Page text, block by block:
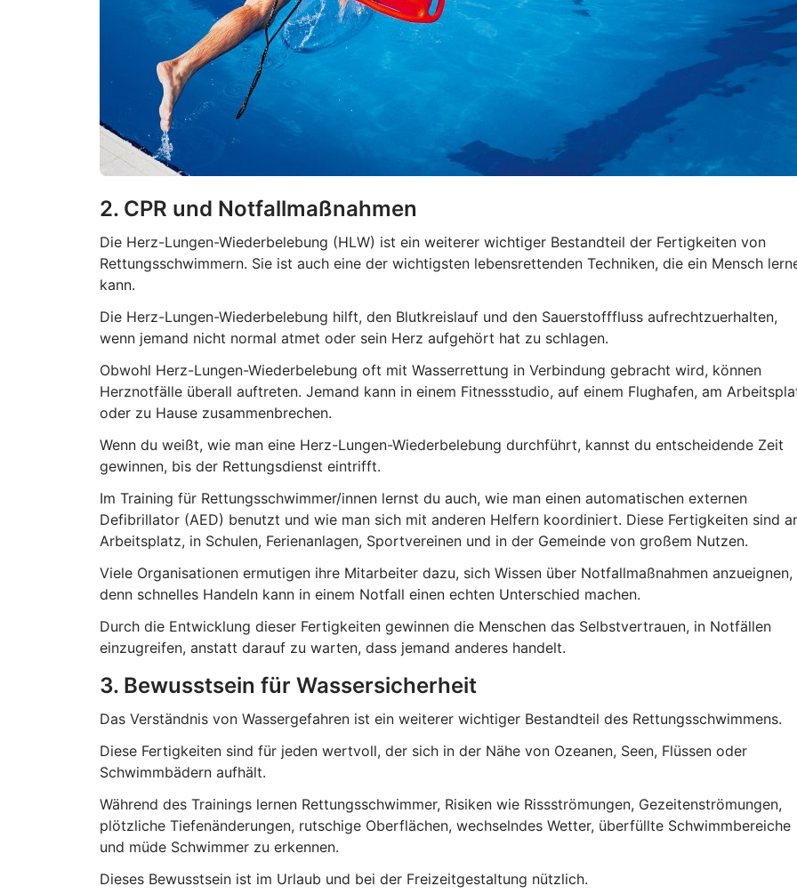
2. CPR und Notfallmaßnahmen
Die Herz-Lungen-Wiederbelebung (HLW) ist ein weiterer wichtiger Bestandteil der Fertigkeiten von
Rettungsschwimmern. Sie ist auch eine der wichtigsten lebensrettenden Techniken, die ein Mensch
kann.
Die Herz-Lungen-Wiederbelebung hilft, den Blutkreislauf und den Sauerstofffluss aufrechtzuerhalten,
wenn jemand nicht normal atmet oder sein Herz aufgehört hat zu schlagen.
Obwohl Herz-Lungen-Wiederbelebung oft mit Wasserrettung in Verbindung gebracht wird, können
Herznotfälle überall auftreten. Jemand kann in einem Fitnessstudio, auf einem Flughafen, am
oder zu Hause zusammenbrechen.
Wenn du weißt, wie man eine Herz-Lungen-Wiederbelebung durchführt, kannst du entscheidende Zeit
gewinnen, bis der Rettungsdienst eintrifft.
Im Training für Rettungsschwimmer/innen lernst du auch, wie man einen automatischen externen
Defibrillator (AED) benutzt und wie man sich mit anderen Helfern koordiniert. Diese Fertigkeiten sind
Arbeitsplatz, in Schulen, Ferienanlagen, Sportvereinen und in der Gemeinde von großem Nutzen.
Viele Organisationen ermutigen ihre Mitarbeiter dazu, sich Wissen über Notfallmaßnahmen anzueignen,
denn schnelles Handeln kann in einem Notfall einen echten Unterschied machen.
Durch die Entwicklung dieser Fertigkeiten gewinnen die Menschen das Selbstvertrauen, in Notfällen
einzugreifen, anstatt darauf zu warten, dass jemand anderes handelt.
3. Bewusstsein für Wassersicherheit
Das Verständnis von Wassergefahren ist ein weiterer wichtiger Bestandteil des Rettungsschwimmens.
Diese Fertigkeiten sind für jeden wertvoll, der sich in der Nähe von Ozeanen, Seen, Flüssen oder
Schwimmbädern aufhält.
Während des Trainings lernen Rettungsschwimmer, Risiken wie Rissströmungen, Gezeitenströmungen,
plötzliche Tiefenänderungen, rutschige Oberflächen, wechselndes Wetter, überfüllte Schwimmbereiche
und müde Schwimmer zu erkennen.
Dieses Bewusstsein ist im Urlaub und bei der Freizeitgestaltung nützlich.